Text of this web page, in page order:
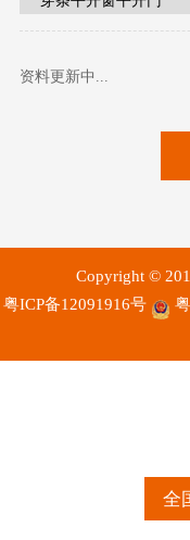
全
资料更新中...
Copyright ©
粤ICP备12091916号